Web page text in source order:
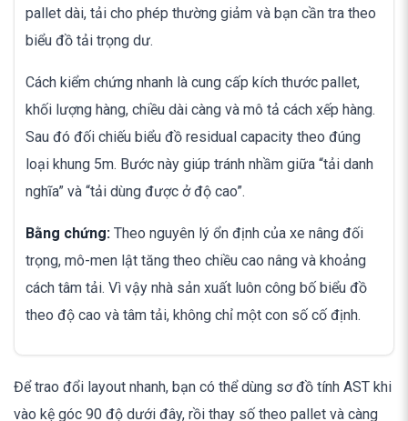
pallet dài, tải cho phép thường giảm và bạn cần tra theo
biểu đồ tải trọng dư.
Cách kiểm chứng nhanh là cung cấp kích thước pallet,
khối lượng hàng, chiều dài càng và mô tả cách xếp hàng.
Sau đó đối chiếu biểu đồ residual capacity theo đúng
loại khung 5m. Bước này giúp tránh nhầm giữa “tải danh
nghĩa” và “tải dùng được ở độ cao”.
Bằng chứng: Theo nguyên lý ổn định của xe nâng đối
trọng, mô-men lật tăng theo chiều cao nâng và khoảng
cách tâm tải. Vì vậy nhà sản xuất luôn công bố biểu đồ
theo độ cao và tâm tải, không chỉ một con số cố định.
Để trao đổi layout nhanh, bạn có thể dùng sơ đồ tính AST khi
vào kệ góc 90 độ dưới đây, rồi thay số theo pallet và càng